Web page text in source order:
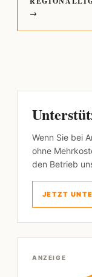
→
Wenn Sie bei
ohne
den Betrieb
JETZT
ANZEIGE